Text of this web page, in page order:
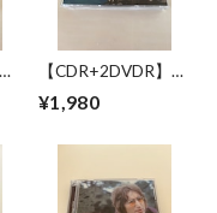
【CDR+2DVDR】
JACKSON BROWNE
/ GREAT
¥1,980